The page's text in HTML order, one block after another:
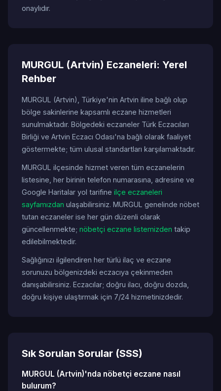
onaylıdır.
MURGUL (Artvin) Eczaneleri: Yerel
Rehber
MURGUL (Artvin), Türkiye'nin Artvin iline bağlı olup
bölge sakinlerine kapsamlı eczane hizmetleri
sunulmaktadır. Bölgedeki eczaneler Türk Eczacıları
Birliği ve Artvin Eczacı Odası'na bağlı olarak faaliyet
göstermekte; tüm ulusal standartları karşılamaktadır.
MURGUL ilçesinde hizmet veren tüm eczanelerin
listesine, her birinin telefon numarasına, adresine ve
Google Haritalar yol tarifine ilçe eczaneleri
sayfamızdan ulaşabilirsiniz. MURGUL genelinde nöbet
tutan eczaneler ise her gün düzenli olarak
güncellenmekte; nöbetçi eczane listemizden takip
edilebilmektedir.
Sağlığınızı ilgilendiren her türlü ilaç ve eczane
sorunuzu bölgenizdeki eczacıya çekinmeden
danışabilirsiniz. Eczacılar; doğru ilacı, doğru dozda,
doğru kişiye ulaştırmak için 7/24 hizmetinizdedir.
Sık Sorulan Sorular (SSS)
MURGUL (Artvin)'nda nöbetçi eczane nasıl
bulurum?